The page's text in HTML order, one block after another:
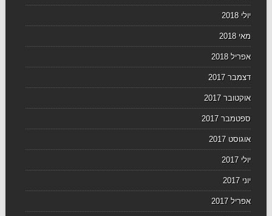
יולי 2018
מאי 2018
אפריל 2018
דצמבר 2017
אוקטובר 2017
ספטמבר 2017
אוגוסט 2017
יולי 2017
יוני 2017
אפריל 2017